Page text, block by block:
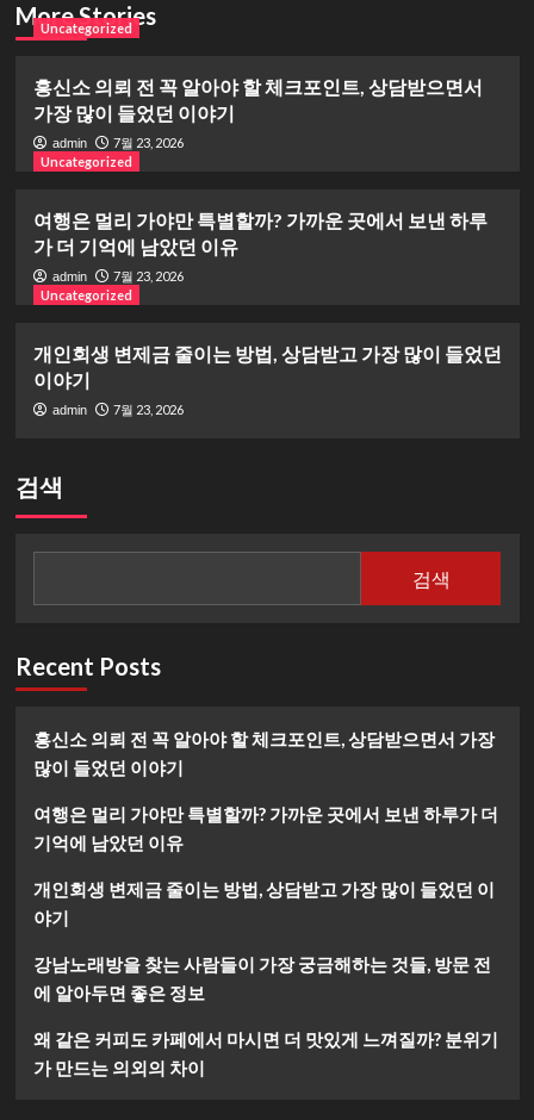
More Stories
Uncategorized
흥신소 의뢰 전 꼭 알아야 할 체크포인트, 상담받으면서
가장 많이 들었던 이야기
admin
7월 23, 2026
Uncategorized
여행은 멀리 가야만 특별할까? 가까운 곳에서 보낸 하루
가 더 기억에 남았던 이유
admin
7월 23, 2026
Uncategorized
개인회생 변제금 줄이는 방법, 상담받고 가장 많이 들었던
이야기
admin 7월 23, 2026
검색
검색
Recent Posts
흥신소 의뢰 전 꼭 알아야 할 체크포인트, 상담받으면서 가장
많이 들었던 이야기
여행은 멀리 가야만 특별할까? 가까운 곳에서 보낸 하루가 더
기억에 남았던 이유
개인회생 변제금 줄이는 방법, 상담받고 가장 많이 들었던 이
야기
강남노래방을 찾는 사람들이 가장 궁금해하는 것들, 방문 전
에 알아두면 좋은 정보
왜 같은 커피도 카페에서 마시면 더 맛있게 느껴질까? 분위기
가 만드는 의외의 차이